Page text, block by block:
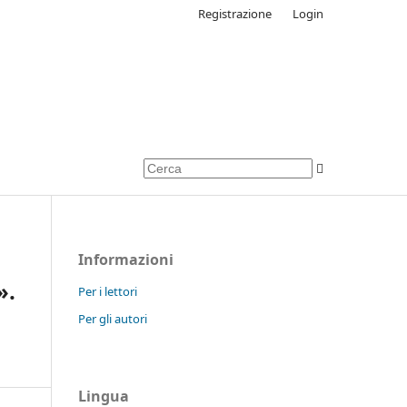
Registrazione Login
Informazioni
Per i lettori
Per gli autori
Lingua